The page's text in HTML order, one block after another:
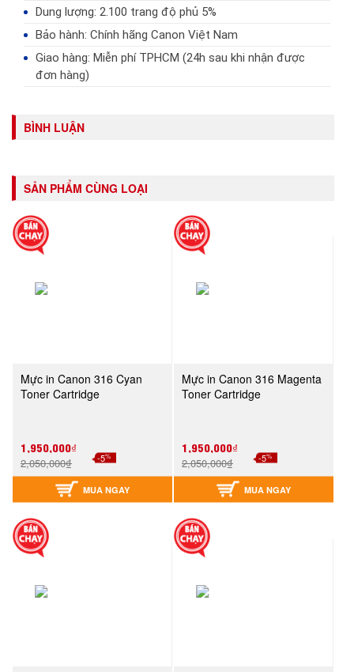
Dung lượng: 2.100 trang độ phủ 5%
Bảo hành: Chính hãng Canon Việt Nam
Giao hàng: Miễn phí TPHCM (24h sau khi nhận được
đơn hàng)
BÌNH LUẬN
SẢN PHẨM CÙNG LOẠI
Mực in Canon 316 Cyan
Toner Cartridge
1,950,000₫
2,050,000₫ -5%
MUA NGAY
Mực in Canon 316 Magenta
Toner Cartridge
1,950,000₫
2,050,000₫ -5%
MUA NGAY